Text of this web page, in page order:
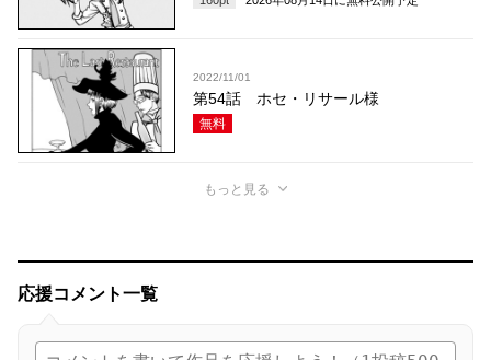
2022/11/01
第54話 ホセ・リサール様
無料
もっと見る
応援コメント一覧